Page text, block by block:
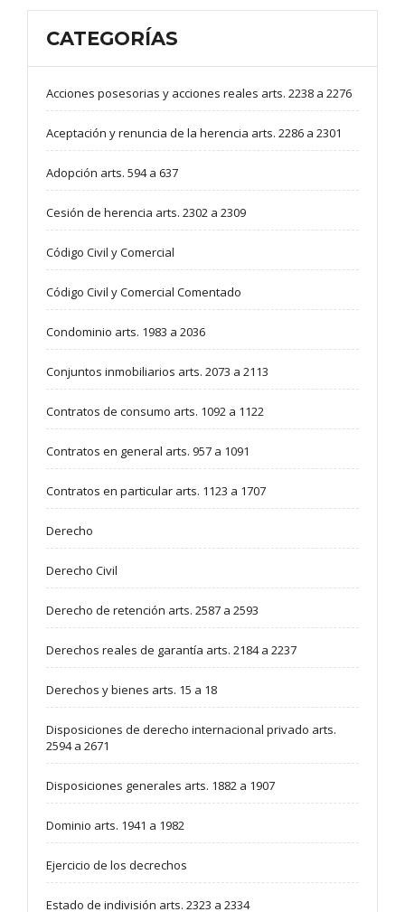
CATEGORÍAS
Acciones posesorias y acciones reales arts. 2238 a 2276
Aceptación y renuncia de la herencia arts. 2286 a 2301
Adopción arts. 594 a 637
Cesión de herencia arts. 2302 a 2309
Código Civil y Comercial
Código Civil y Comercial Comentado
Condominio arts. 1983 a 2036
Conjuntos inmobiliarios arts. 2073 a 2113
Contratos de consumo arts. 1092 a 1122
Contratos en general arts. 957 a 1091
Contratos en particular arts. 1123 a 1707
Derecho
Derecho Civil
Derecho de retención arts. 2587 a 2593
Derechos reales de garantía arts. 2184 a 2237
Derechos y bienes arts. 15 a 18
Disposiciones de derecho internacional privado arts.
2594 a 2671
Disposiciones generales arts. 1882 a 1907
Dominio arts. 1941 a 1982
Ejercicio de los decrechos
Estado de indivisión arts. 2323 a 2334